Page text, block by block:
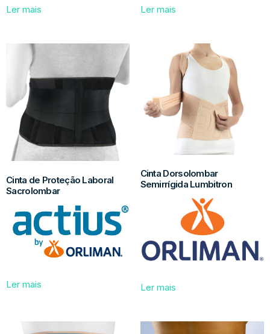
Ler mais Ler mais
Cinta de Proteção Laboral
Sacrolombar
Ler mais
Cinta Dorsolombar
Semirrígida Lumbitron
Ler mais